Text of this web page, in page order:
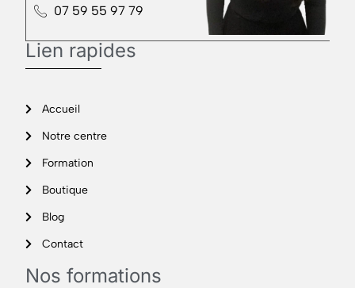
07 59 55 97 79
Lien rapides
Accueil
Notre centre
Formation
Boutique
Blog
Contact
Nos formations